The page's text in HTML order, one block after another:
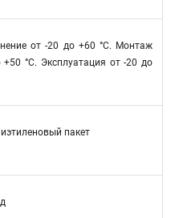
от -20 до +60 °C. Монтаж
°C. Эксплуатация от -20 до
пакет